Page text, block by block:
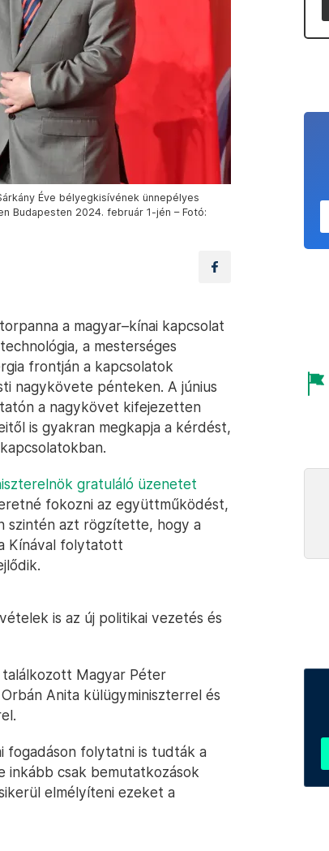
Éve bélyegkisívének ünnepélyes
Budapesten 2024. február 1-jén – Fotó:
a magyar–kínai kapcsolat
a mesterséges
frontján a kapcsolatok
nagykövete pénteken. A június
a nagykövet kifejezetten
is gyakran megkapja a kérdést,
gratuláló üzenetet
fokozni az együttműködést,
szintén azt rögzítette, hogy a
Kínával folytatott
is az új politikai vezetés és
találkozott Magyar Péter
Anita külügyminiszterrel és
fogadáson folytatni is tudták a
inkább csak bemutatkozások
elmélyíteni ezeket a